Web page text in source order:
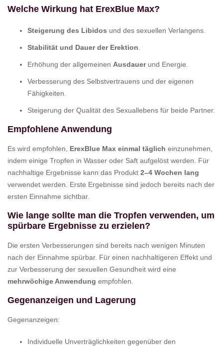
Welche Wirkung hat ErexBlue Max?
Steigerung des Libidos und des sexuellen Verlangens.
Stabilität und Dauer der Erektion
Erhöhung der allgemeinen Ausdauerund Energie.
Verbesserung des Selbstvertrauens und der eigenen
Fähigkeiten.
Steigerung der Qualität des Sexuallebens für beide Partner.
Empfohlene Anwendung
Es wird empfohlen, ErexBlue Max einmal täglich einzunehmen,
indem einige Tropfen in Wasser oder Saft aufgelöst werden. Für
nachhaltige Ergebnisse kann das Produkt 2–4 Wochen lang
verwendet werden. Erste Ergebnisse sind jedoch bereits nach der
ersten Einnahme sichtbar.
Wie lange sollte man die Tropfen verwenden, um
spürbare Ergebnisse zu erzielen?
Die ersten Verbesserungen sind bereits nach wenigen Minuten
nach der Einnahme spürbar. Für einen nachhaltigeren Effekt und
zur Verbesserung der sexuellen Gesundheit wird eine
mehrwöchige Anwendung empfohlen.
Gegenanzeigen und Lagerung
Gegenanzeigen:
Individuelle Unverträglichkeiten gegenüber den